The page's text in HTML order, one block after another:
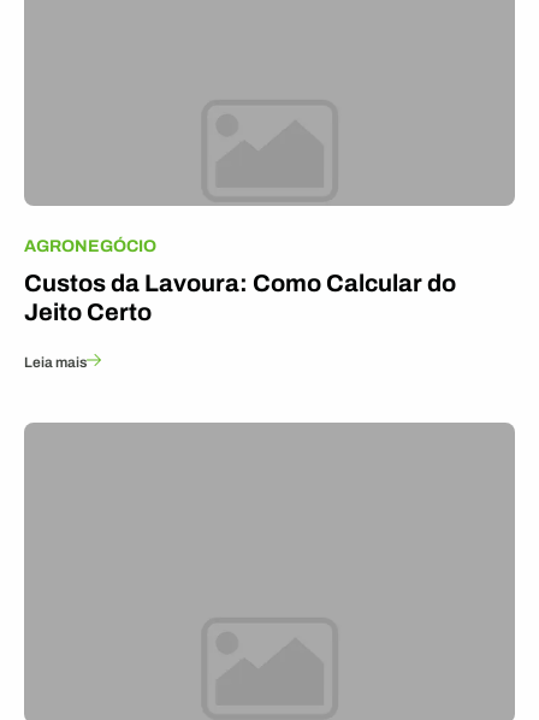
AGRONEGÓCIO
Custos da Lavoura: Como Calcular do
Jeito Certo
Leia mais